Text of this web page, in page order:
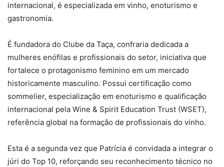
internacional, é especializada em vinho, enoturismo e
gastronomia.
É fundadora do Clube da Taça, confraria dedicada a
mulheres enófilas e profissionais do setor, iniciativa que
fortalece o protagonismo feminino em um mercado
historicamente masculino. Possui certificação como
sommelier, especialização em enoturismo e qualificação
internacional pela Wine & Spirit Education Trust (WSET),
referência global na formação de profissionais do vinho.
Esta é a segunda vez que Patrícia é convidada a integrar o
júri do Top 10, reforçando seu reconhecimento técnico no